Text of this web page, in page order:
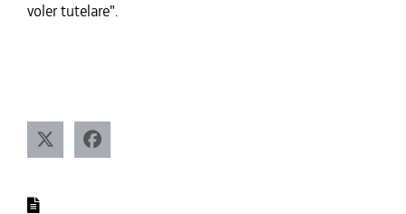
voler tutelare".